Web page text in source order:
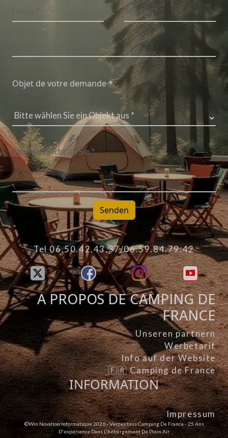
Objet de votre demande *
Senden
Tel 06.50.42.43.37/06.59.84.79.42
A PROPOS DE CAMPING DE
FRANCE
Unseren partnern
Werbetarif
Info auf der Website
🇫🇷 Camping de France
INFORMATION
Impressum
©Win Novation Informatique 2026 - Verzeichnis Camping De France - 25 Ans
D'expérience Dans L'hébergement De Plein Air